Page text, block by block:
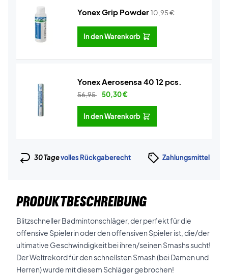
Yonex Grip Powder10,95€
In den Warenkorb
Yonex Aerosensa 40 12 pcs.
56,95 50,30€
In den Warenkorb
30 Tagevolles Rückgaberecht Zahlungsmittel
PRODUKTBESCHREIBUNG
Blitzschneller Badmintonschläger, der perfekt für die
offensive Spielerin oder den offensiven Spieler ist, die/der
ultimative Geschwindigkeit bei ihren/seinen Smashs sucht!
Der Weltrekord für den schnellsten Smash (bei Damen und
Herren) wurde mit diesem Schläger gebrochen!